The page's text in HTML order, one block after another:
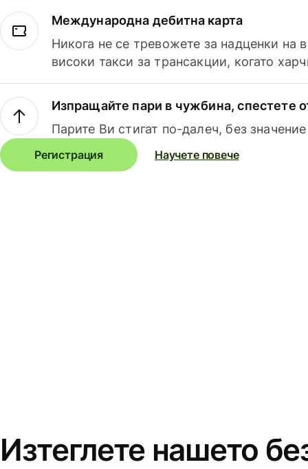
Международна дебитна карта
Никога не се тревожете за надценки на
високи такси за трансакции, когато
Изпращайте пари в чужбина, спестете
Парите Ви стигат по-далеч, без
Регистрация Научете повече
Изтеглете нашето